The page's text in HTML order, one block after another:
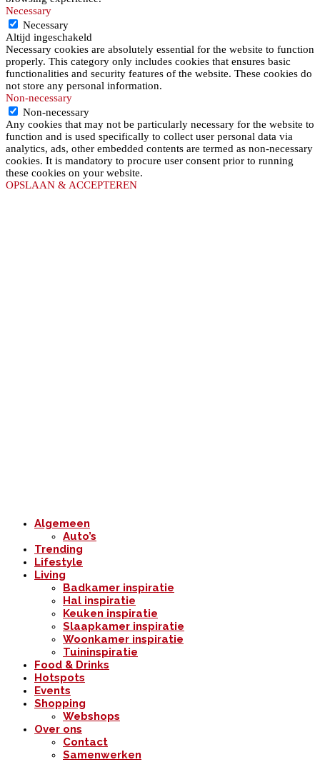
Necessary
Necessary
Altijd ingeschakeld
Necessary cookies are absolutely essential for the website to function
properly. This category only includes cookies that ensures basic
functionalities and security features of the website. These cookies do
not store any personal information.
Non-necessary
Non-necessary
Any cookies that may not be particularly necessary for the website to
function and is used specifically to collect user personal data via
analytics, ads, other embedded contents are termed as non-necessary
cookies. It is mandatory to procure user consent prior to running
these cookies on your website.
OPSLAAN & ACCEPTEREN
Algemeen
Auto’s
Trending
Lifestyle
Living
Badkamer inspiratie
Hal inspiratie
Keuken inspiratie
Slaapkamer inspiratie
Woonkamer inspiratie
Tuininspiratie
Food & Drinks
Hotspots
Events
Shopping
Webshops
Over ons
Contact
Samenwerken